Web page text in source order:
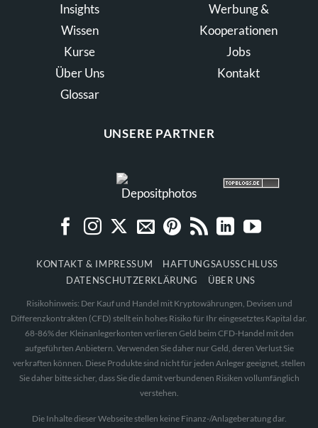
Insights
Wissen
Kurse
Über Uns
Glossar
Werbung &
Kooperationen
Jobs
Kontakt
UNSERE PARTNER
KONTAKT & IMPRESSUM
HAFTUNGSAUSSCHLUSS
DATENSCHUTZERKLÄRUNG
ÜBER UNS
Risikohinweis: Der Kauf und Handel mit Kryptowährungen, Devisen und
Differenzkontrakten (CFD) stellt ein hohes Risiko für Ihr eingesetztes Kapital dar.
68-86% der Kleinanlegerkonten verlieren Geld beim CFD-Handel mit den
aufgeführten Anbietern. Verwenden Sie daher nur Geld, deren Verlust Sie
verkraften können. Diese Produkte sind nicht für jeden Anleger geeignet, stellen
Sie daher bitte sicher, dass Sie die damit verbundenen Risiken vollumfänglich
verstehen.
Die Inhalte dieser Webseite stellen keine Finanz-/Anlageberatung dar.